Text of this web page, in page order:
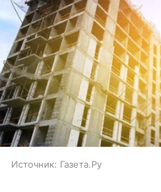
Источник: Газета.Ру